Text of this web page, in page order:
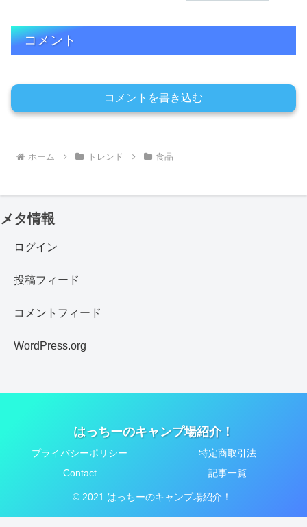
コメント
コメントを書き込む
ホーム トレンド 食品
メタ情報
ログイン
投稿フィード
コメントフィード
WordPress.org
はっちーのキャンプ場紹介！
プライバシーポリシー
特定商取引法
Contact
記事一覧
© 2021 はっちーのキャンプ場紹介！.